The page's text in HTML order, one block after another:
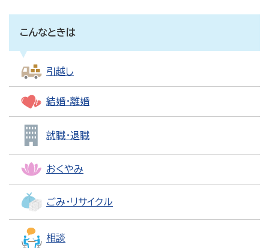
こんなときは
引越し
結婚・離婚
就職・退職
おくやみ
ごみ・リサイクル
相談